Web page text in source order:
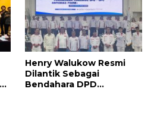
Henry Walukow Resmi
Dilantik Sebagai
Bendahara DPD